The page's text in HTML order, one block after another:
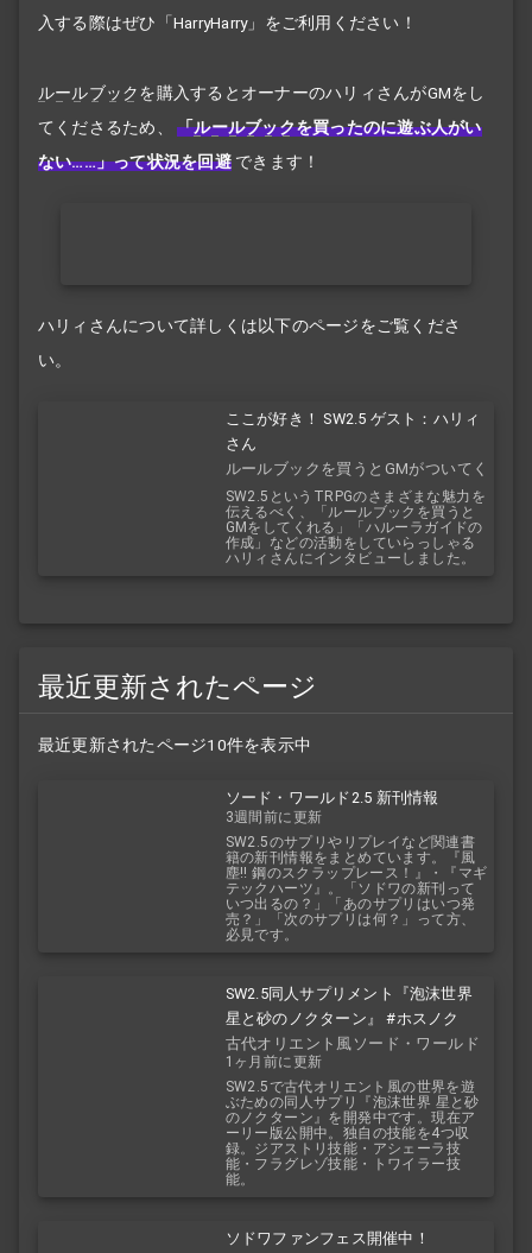
入する際はぜひ「HarryHarry」をご利用ください！
ルールブックを購入するとオーナーのハリィさんがGMをし
てくださるため、
「ルールブックを買ったのに遊ぶ人がい
ない……」って状況を回避 できます！
ハリィさんについて詳しくは以下のページをご覧くださ
い。
ここが好き！ SW2.5 ゲスト：ハリィ
さん
ルールブックを買うとGMがついてく
る！？
SW2.5というTRPGのさまざまな魅力を
伝えるべく、「ルールブックを買うと
GMをしてくれる」「ハルーラガイドの
作成」などの活動をしていらっしゃる
ハリィさんにインタビューしました。
最近更新されたページ
最近更新されたページ10件を表示中
ソード・ワールド2.5 新刊情報
3週間前に更新
SW2.5のサプリやリプレイなど関連書
籍の新刊情報をまとめています。『風
塵!! 鋼のスクラップレース！』・『マギ
テックハーツ』。「ソドワの新刊って
いつ出るの？」「あのサプリはいつ発
売？」「次のサプリは何？」って方、
必見です。
SW2.5同人サプリメント『泡沫世界
星と砂のノクターン』 #ホスノク
古代オリエント風ソード・ワールド
2.5
1ヶ月前に更新
SW2.5で古代オリエント風の世界を遊
ぶための同人サプリ『泡沫世界 星と砂
のノクターン』を開発中です。現在ア
ーリー版公開中。独自の技能を4つ収
録。ジアストリ技能・アシェーラ技
能・フラグレゾ技能・トワイラー技
能。
ソドワファンフェス開催中！